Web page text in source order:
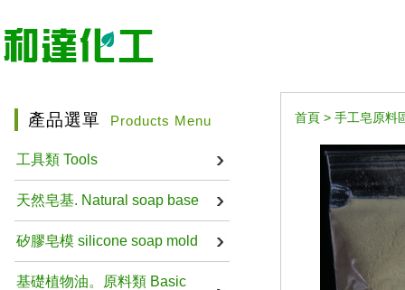
產品選單 Products Menu
工具類 Tools
天然皂基. Natural soap base
矽膠皂模 silicone soap mold
基礎植物油。原料類 Basic
首頁 > 手工皂原料